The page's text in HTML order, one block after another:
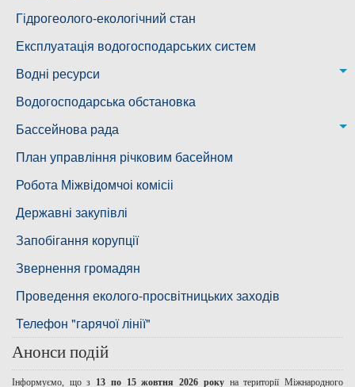
Воскресенська дільниця – водогін № 3
Ковалівська дільниця
Новобузька дільниця
Снігурівська дільниця
Дільниця з обслуговування насосного обладнання та
водоочисних установок
Лабораторія моніторингу вод
Лабораторія питного водопостачання
Гідрогеолого-екологічний стан
Експлуатація водогосподарських систем
Водні ресурси
Режими роботи водних об’єктів
Водогосподарська обстановка
Бассейнова рада
Басейнова рада Південного Бугу
Басейнова рада нижнього Дніпра
Басейнова рада річок Причорномор'я
План управління річковим басейном
Робота Міжвідомчоі комісіі
Державні закупівлі
Запобігання корупції
Звернення громадян
Проведення еколого-просвітницьких заходів
Телефон "гарячої лінії"
Анонси подій
Інформуємо, що з 13 по 15 жовтня 2026 рокуна території Міжнародного